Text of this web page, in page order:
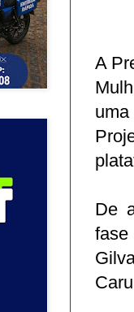
A
De